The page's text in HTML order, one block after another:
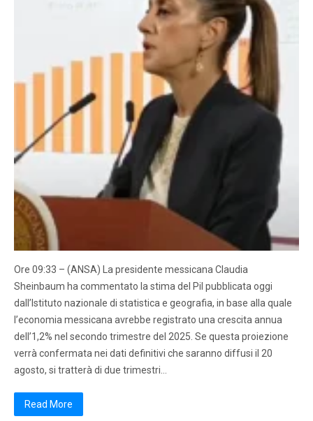
Ore 09:33 – (ANSA) La presidente messicana Claudia
Sheinbaum ha commentato la stima del Pil pubblicata oggi
dall’Istituto nazionale di statistica e geografia, in base alla quale
l’economia messicana avrebbe registrato una crescita annua
dell’1,2% nel secondo trimestre del 2025. Se questa proiezione
verrà confermata nei dati definitivi che saranno diffusi il 20
agosto, si tratterà di due trimestri…
Read More